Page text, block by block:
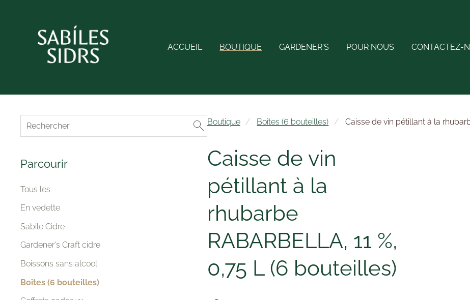
ACCUEIL BOUTIQUE GARDENER'S POUR NOUS CONTACTEZ-
Parcourir
Tous les
En vedette
Sabile Cidre
Gardener's Craft cidre
Boissons sans alcool
Boîtes (6 bouteilles)
Boutique Boîtes (6 bouteilles) Caisse de vin pétillant à la
Caisse de vin
pétillant à la
rhubarbe
RABARBELLA, 11 %,
0,75 L (6 bouteilles)